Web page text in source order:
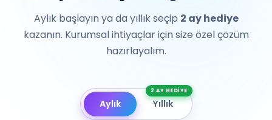
Aylık başlayın ya da yıllık seçip 2 ay hediye
kazanın. Kurumsal ihtiyaçlar için size özel çözüm
hazırlayalım.
Aylık Yıllık
2 AY HEDİYE